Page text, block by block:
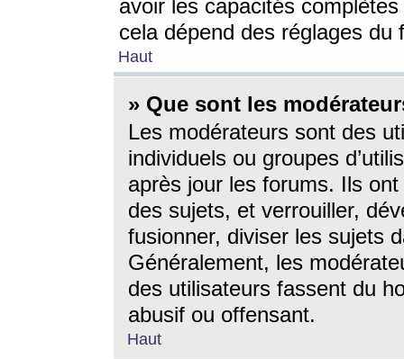
avoir les capacités
cela dépend des réglages du
Haut
» Que sont les
Les modérateurs sont des
individuels ou groupes
après jour les forums. Ils ont
des sujets, et verrouiller,
fusionner, diviser les sujets
Généralement, les
des utilisateurs fassent du
abusif ou offensant.
Haut